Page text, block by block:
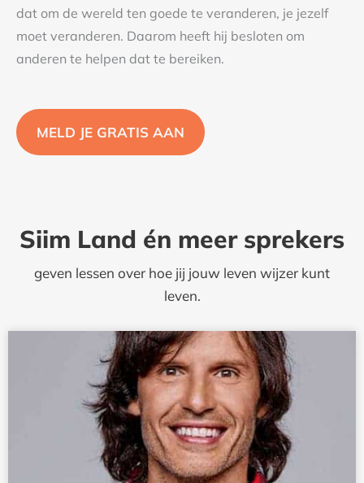
dat om de wereld ten goede te veranderen, je jezelf
moet veranderen. Daarom heeft hij besloten om
anderen te helpen dat te bereiken.
MELD JE GRATIS AAN
Siim Land én meer sprekers
geven lessen over hoe jij jouw leven wijzer kunt
leven.